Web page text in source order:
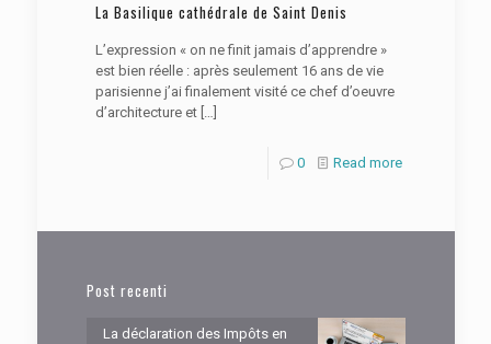
La Basilique cathédrale de Saint Denis
L’expression « on ne finit jamais d’apprendre »
est bien réelle : après seulement 16 ans de vie
parisienne j’ai finalement visité ce chef d’oeuvre
d’architecture et[…]
0 Read more
Post recenti
La déclaration des Impôts en